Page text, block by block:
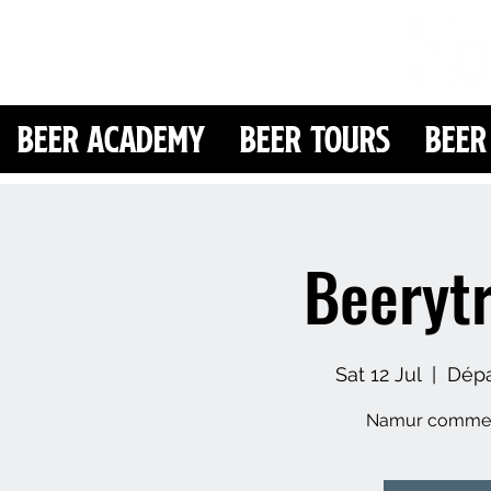
Beer Academy Beer Tours
Sat 12 Jul
Namur